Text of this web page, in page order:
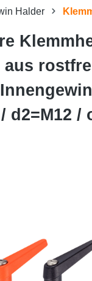
Halder
d2=M12 /